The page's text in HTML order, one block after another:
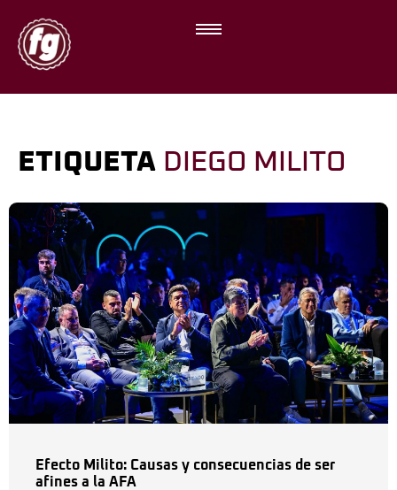
ETIQUETA DIEGO MILITO
Efecto Milito: Causas y consecuencias de ser
afines a la AFA